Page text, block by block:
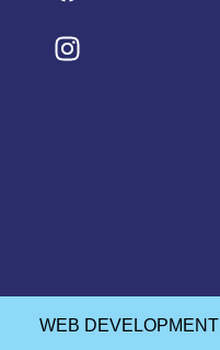
WEB DEVELOPMENT